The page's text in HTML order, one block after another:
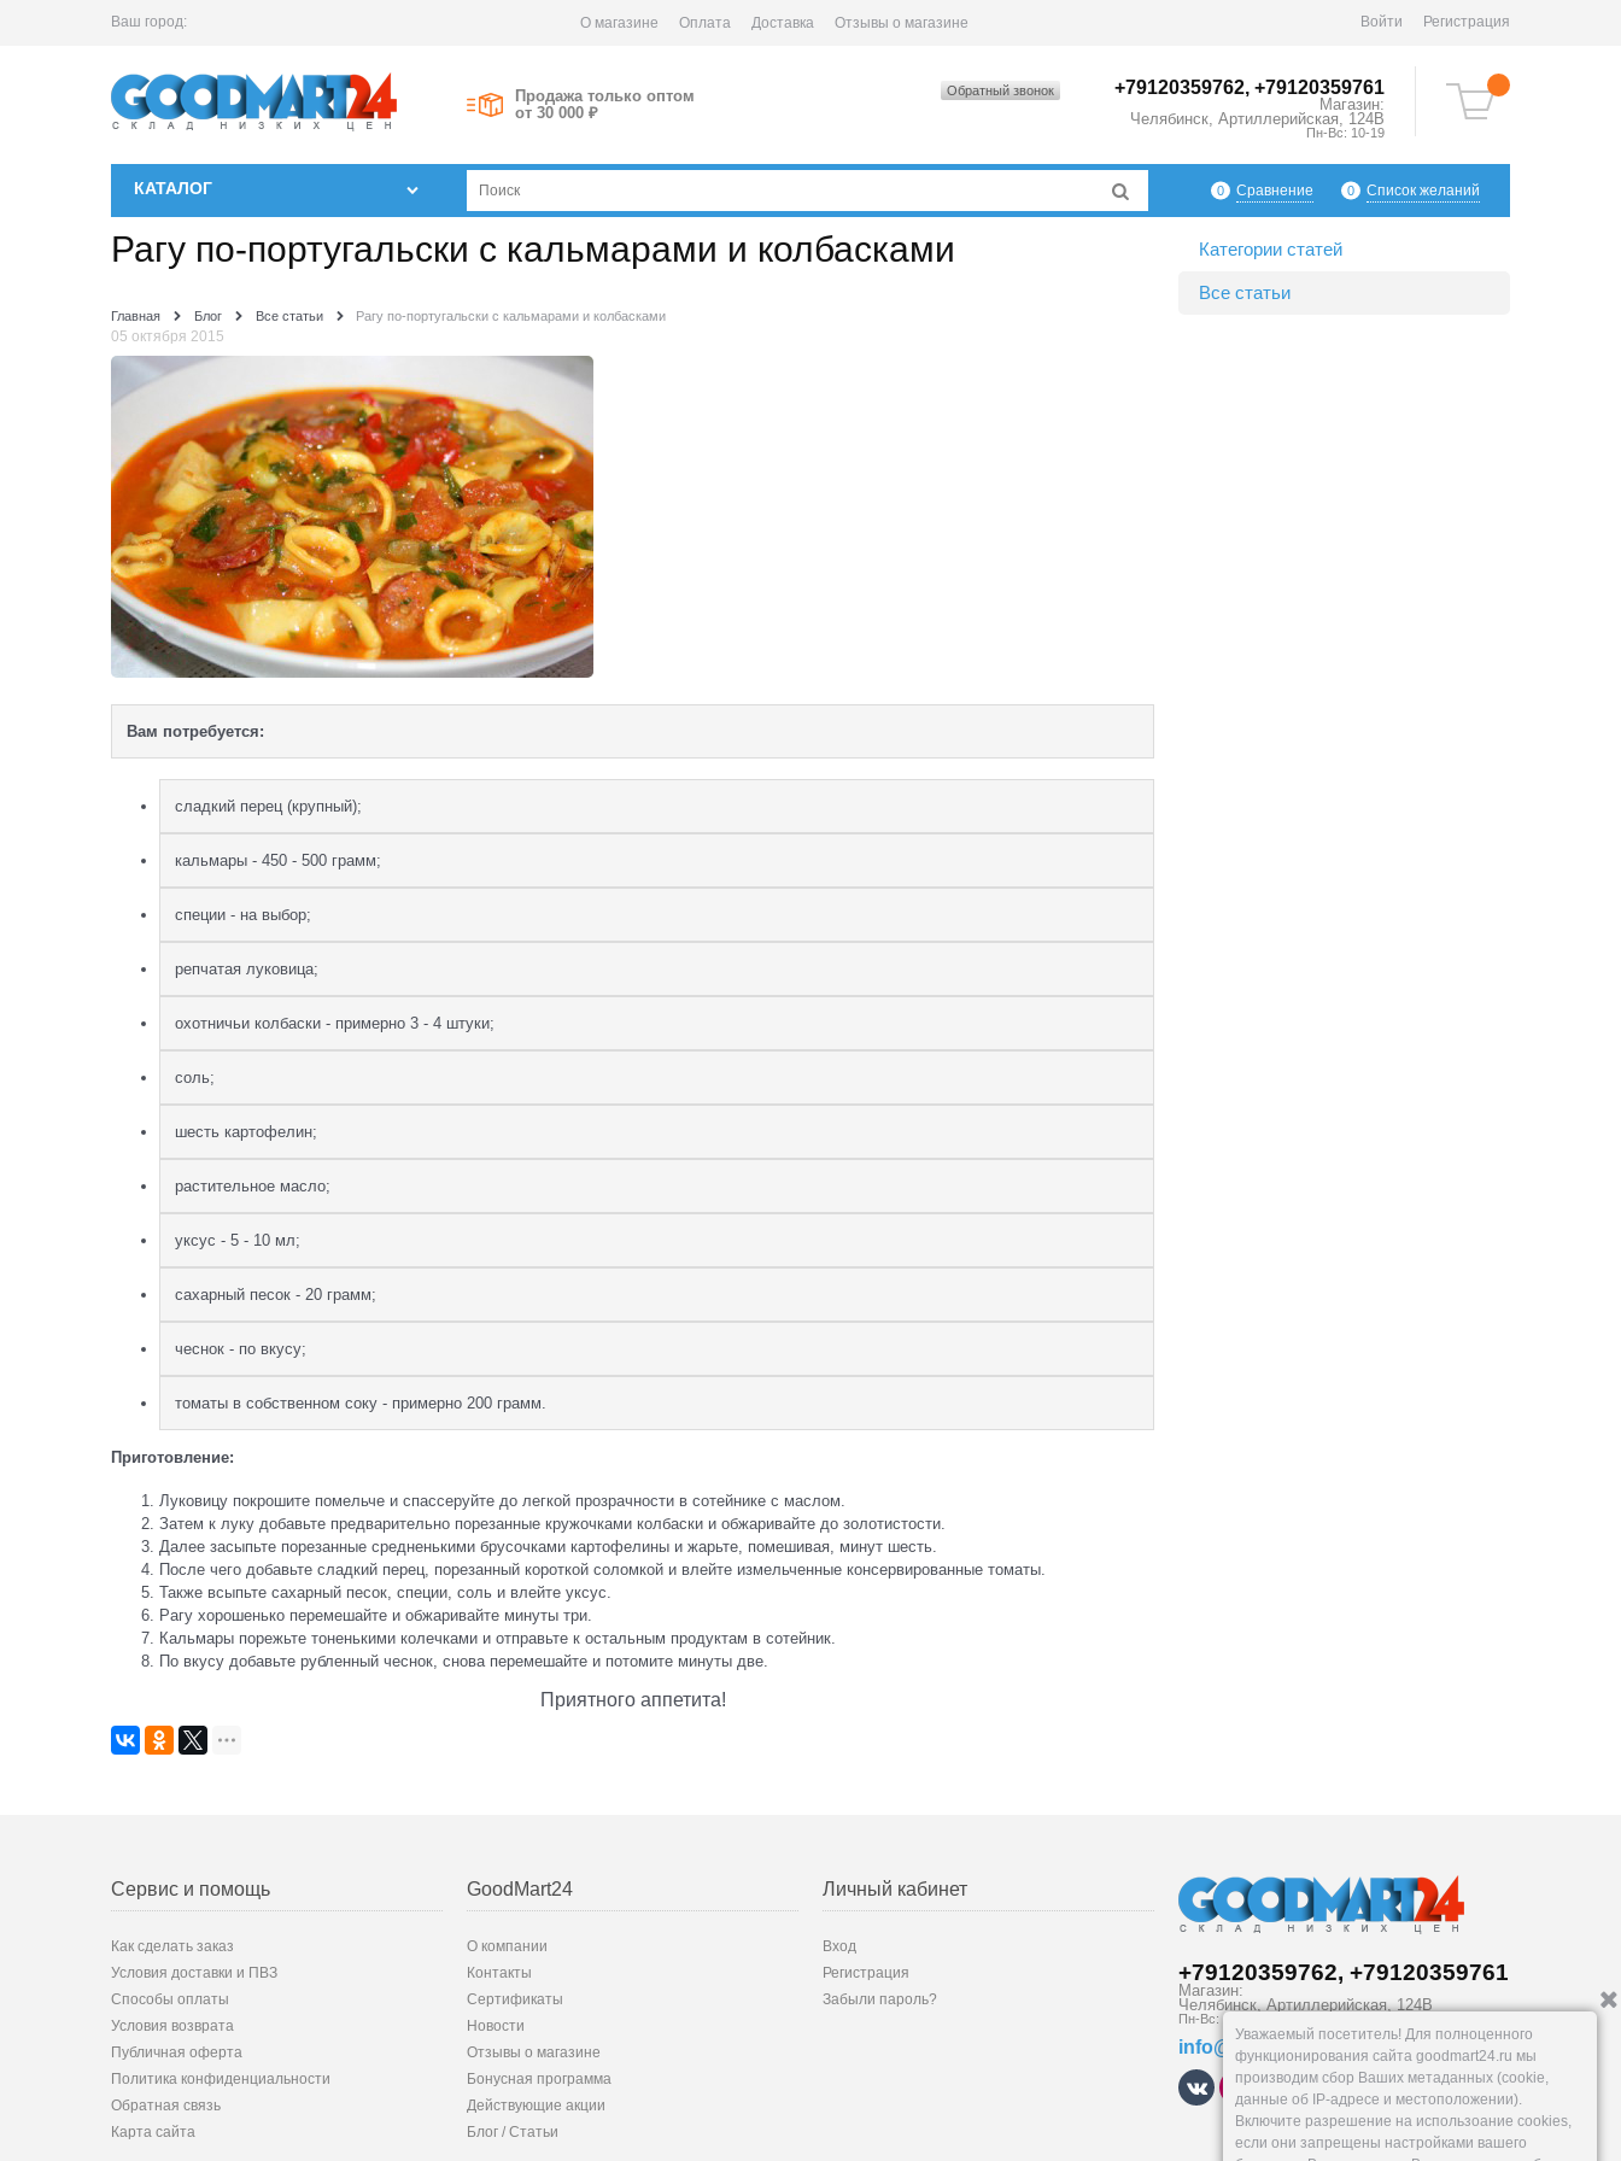
Ваш город: О магазине Оплата Доставка Отзывы о магазине Войти Регистрация
Продажа только оптом
от 30 000 ₽
+79120359762, +79120359761
Магазин:
Челябинск Артиллерийская, 124В
Пн-Вс: 10-19
Обратный звонок
КАТАЛОГ 0 Сравнение 0 Список желаний
Рагу по-португальски с кальмарами и колбасками
Главная Блог Все статьи Рагу по-португальски с кальмарами и колбасками
05 октября 2015
Вам потребуется:
сладкий перец (крупный);
кальмары - 450 - 500 грамм;
специи - на выбор;
репчатая луковица;
охотничьи колбаски - примерно 3 - 4 штуки;
соль;
шесть картофелин;
растительное масло;
уксус - 5 - 10 мл;
сахарный песок - 20 грамм;
чеснок - по вкусу;
томаты в собственном соку - примерно 200 грамм.
Приготовление:
Луковицу покрошите помельче и спассеруйте до легкой прозрачности в сотейнике с маслом.
Затем к луку добавьте предварительно порезанные кружочками колбаски и обжаривайте до золотистости.
Далее засыпьте порезанные средненькими брусочками картофелины и жарьте, помешивая, минут шесть.
После чего добавьте сладкий перец, порезанный короткой соломкой и влейте измельченные консервированные томаты.
Также всыпьте сахарный песок, специи, соль и влейте уксус.
Рагу хорошенько перемешайте и обжаривайте минуты три.
Кальмары порежьте тоненькими колечками и отправьте к остальным продуктам в сотейник.
По вкусу добавьте рубленный чеснок, снова перемешайте и потомите минуты две.
Приятного аппетита!
Категории статей
Все статьи
Сервис и помощь
Как сделать заказ
Условия доставки и ПВЗ
Способы оплаты
Условия возврата
Публичная оферта
Политика конфиденциальности
Обратная связь
Карта сайта
GoodMart24
О компании
Контакты
Сертификаты
Новости
Отзывы о магазине
Бонусная программа
Действующие акции
Блог / Статьи
Личный кабинет
Вход
Регистрация
Забыли пароль?
+79120359762, +79120359761
Магазин:
Челябинск,Артиллерийская, 124В
Пн-Вс: 10-19
info@goodmart24.ru
Уважаемый посетитель! Для полноценного
функционирования сайта goodmart24.ru мы
производим сбор Ваших метаданных (cookie,
данные об IP-адресе и местоположении).
Включите разрешение на использоание cookies,
если они запрещены настройками вашего